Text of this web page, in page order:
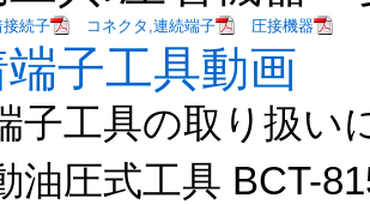
続子 コネクタ,連続端子 圧接機器
子工具動画
子工具の取り扱い
油圧式工具 BCT-